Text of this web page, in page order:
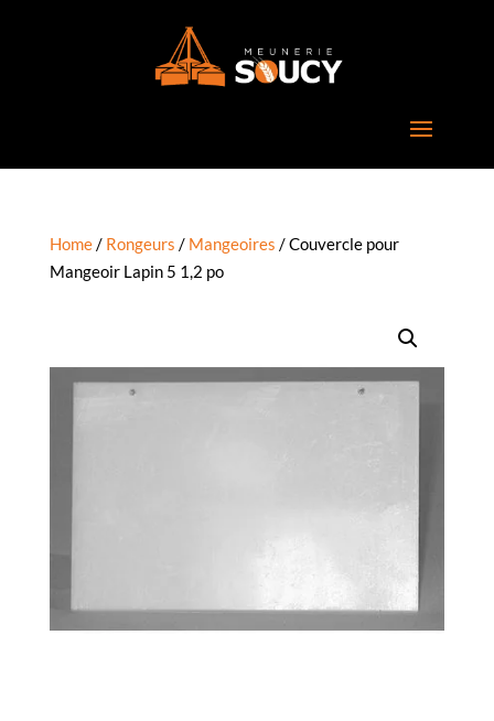
Home/ Rongeurs / Mangeoires / Couvercle pour
Mangeoir Lapin 5 1,2 po